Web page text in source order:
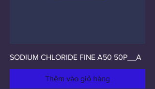
SODIUM CHLORIDE FINE A50 50P__A
Thêm vào giỏ hàng